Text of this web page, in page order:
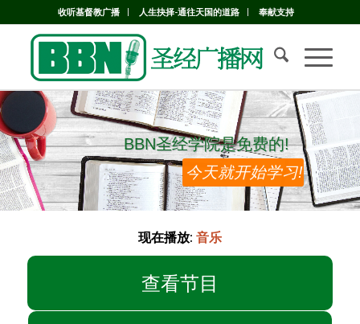
收听基督教广播 人生抉择-通往天国的道路 奉献支持
BBN圣经学院是免费的!
BBN圣经学院是免费的!
今天就开始学习!
现在播放: 音乐
查看节目